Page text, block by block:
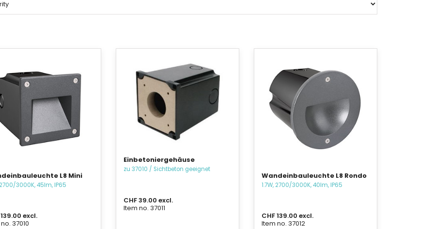
L8 Mini
2700/3000K, 45lm, IP65
excl.
37010
Einbetoniergehäuse
zu 37010 / Sichtbeton geeignet
CHF 39.00 excl.
Item no. 37011
Wandeinbauleuchte L8 Rondo
1.7W, 2700/3000K, 40lm, IP65
CHF 139.00 excl.
Item no. 37012